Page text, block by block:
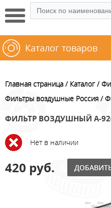
Каталог товаров
Главная страница Каталог
Фильтры воздушные Россия
ФИЛЬТР ВОЗДУШНЫЙ A-
Нет в наличии
420 руб.